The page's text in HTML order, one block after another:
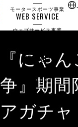
モータースポーツ事業
WEB SERVICE
ウェブサービス事業
RECRUIT
CONTACT
お問合せ
『にゃ
争』期間
アガチャ